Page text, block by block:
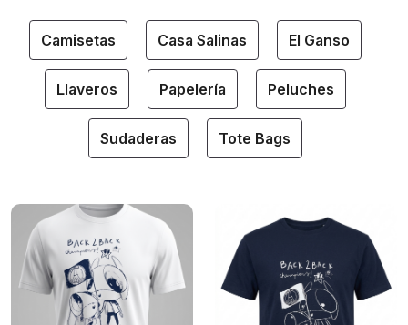
Camisetas Casa Salinas El Ganso
Llaveros Papelería Peluches
Sudaderas Tote Bags